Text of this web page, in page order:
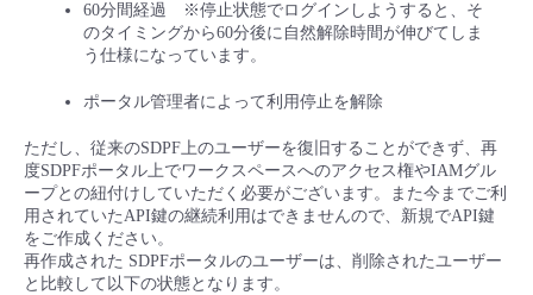
- クラウド / サーバー
- Flexible Remote Access
- vUTM2
60分間経過 ※停止状態でログインしようすると、そ
のタイミングから60分後に自然解除時間が伸びてしま
う仕様になっています。
ポータル管理者によって利用停止を解除
ただし、従来のSDPF上のユーザーを復旧することができず、再
度SDPFポータル上でワークスペースへのアクセス権やIAMグル
ープとの紐付けしていただく必要がございます。また今までご利
用されていたAPI鍵の継続利用はできませんので、新規でAPI鍵
をご作成ください。
再作成された SDPFポータルのユーザーは、削除されたユーザー
と比較して以下の状態となります。